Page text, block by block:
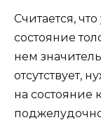
Считается,
состояние
нем
отсутствует,
на состояние